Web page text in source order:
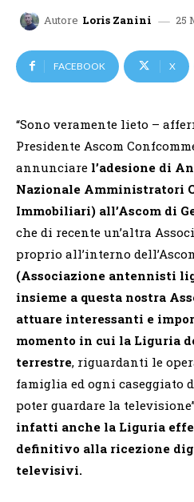
Autore Loris Zanini 25
FACEBOOK X
“Sono veramente lieto –
Presidente Ascom
annunciare l’adesione di
Nazionale Amministratori
Immobiliari) all’Ascom di
che di recente un’altra
proprio all’interno
(Associazione antennisti
insieme a questa nostra
attuare interessanti e
momento in cui la Liguria
terrestre, riguardanti le
famiglia ed ogni caseggiato
poter guardare la
infatti anche la Liguria
definitivo alla ricezione
televisivi.